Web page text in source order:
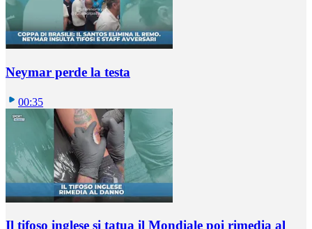
Neymar perde la testa
00:35
Il tifoso inglese si tatua il Mondiale poi rimedia al